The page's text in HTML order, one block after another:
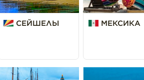
СЕЙШЕЛЫ МЕКСИКА